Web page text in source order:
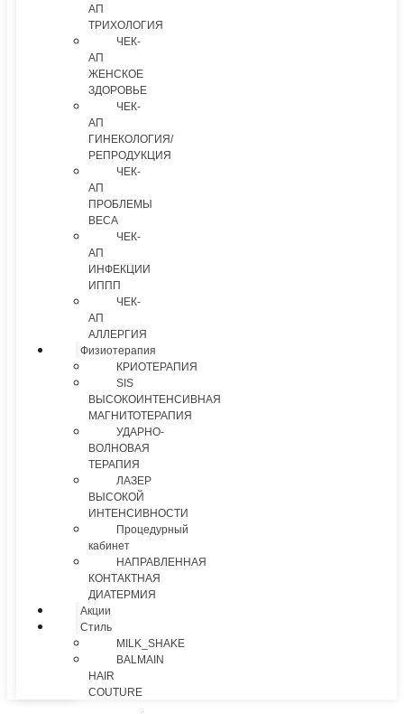
АП
ТРИХОЛОГИЯ
ЧЕК-
АП
ЖЕНСКОЕ
ЗДОРОВЬЕ
ЧЕК-
АП
ГИНЕКОЛОГИЯ/
РЕПРОДУКЦИЯ
ЧЕК-
АП
ПРОБЛЕМЫ
ВЕСА
ЧЕК-
АП
ИНФЕКЦИИ
ИППП
ЧЕК-
АП
АЛЛЕРГИЯ
Физиотерапия
КРИОТЕРАПИЯ
SIS
ВЫСОКОИНТЕНСИВНАЯ
МАГНИТОТЕРАПИЯ
УДАРНО-
ВОЛНОВАЯ
ТЕРАПИЯ
ЛАЗЕР
ВЫСОКОЙ
ИНТЕНСИВНОСТИ
Процедурный
кабинет
НАПРАВЛЕННАЯ
КОНТАКТНАЯ
ДИАТЕРМИЯ
Акции
Стиль
MILK_SHAKE
BALMAIN
HAIR
COUTURE